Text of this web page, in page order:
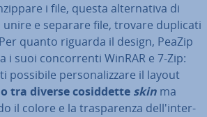
i file, questa al­ter­na­ti­va di
e separare file, trovare duplicati
quanto riguarda il design, PeaZip
i suoi con­cor­ren­ti WinRAR e 7-Zip:
possibile per­so­na­liz­za­re il layout
tra diverse co­sid­det­te skin ma
il colore e la tra­spa­ren­za del­l'in­ter­